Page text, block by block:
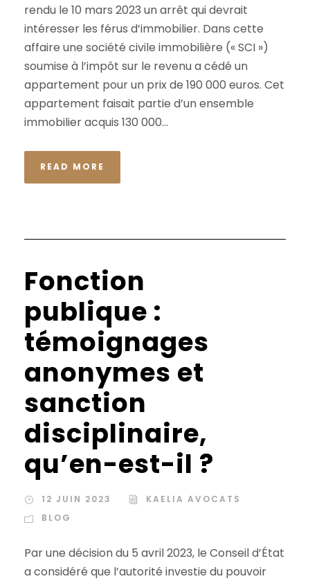
rendu le 10 mars 2023 un arrêt qui devrait
intéresser les férus d’immobilier. Dans cette
affaire une société civile immobilière (« SCI »)
soumise à l’impôt sur le revenu a cédé un
appartement pour un prix de 190 000 euros. Cet
appartement faisait partie d’un ensemble
immobilier acquis 130 000...
READ MORE
Fonction
publique :
témoignages
anonymes et
sanction
disciplinaire,
qu’en-est-il ?
12 JUIN 2023
KAELIA AVOCATS
BLOG
Par une décision du 5 avril 2023, le Conseil d’État
a considéré que l’autorité investie du pouvoir